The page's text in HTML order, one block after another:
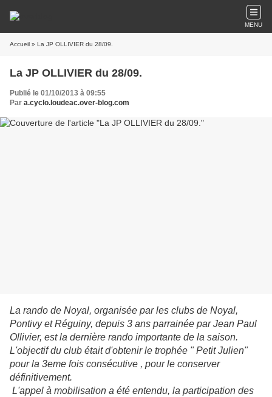
MENU
Accueil » La JP OLLIVIER du 28/09.
La JP OLLIVIER du 28/09.
Publié le 01/10/2013 à 09:55
Par a.cyclo.loudeac.over-blog.com
La rando de Noyal, organisée par les clubs de Noyal,
Pontivy et Réguiny, depuis 3 ans parrainée par Jean Paul
Ollivier, est la dernière rando importante de la saison.
L'objectif du club était d'obtenir le trophée " Petit Julien"
pour la 3eme fois consécutive , pour le conserver
définitivement.
L'appel à mobilisation a été entendu, la participation des